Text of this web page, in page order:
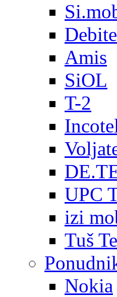
Amis
SiOL
T-2
UPC
izi
Tuš
Nokia